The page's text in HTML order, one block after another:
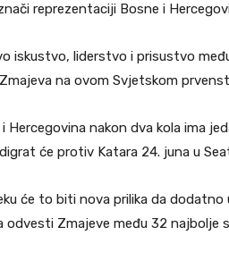
reprezentaciji Bosne i
iskustvo, liderstvo i prisustvo
na ovom Svjetskom
Hercegovina nakon dva kola ima
će protiv Katara 24. juna u
će to biti nova prilika da
odvesti Zmajeve među 32 najbolje